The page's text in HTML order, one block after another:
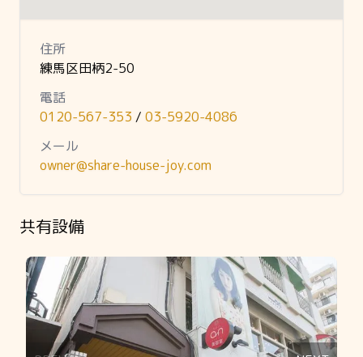
住所
練馬区田柄2-50
電話
0120-567-353 / 03-5920-4086
メール
owner@share-house-joy.com
共有設備
Slide 1 of 14